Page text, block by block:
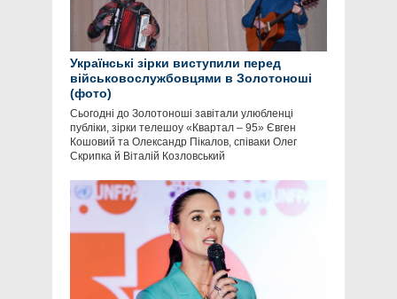
Українські зірки виступили перед
військовослужбовцями в Золотоноші
(фото)
Сьогодні до Золотоноші завітали улюбленці
публіки, зірки телешоу «Квартал – 95» Євген
Кошовий та Олександр Пікалов, співаки Олег
Скрипка й Віталій Козловський